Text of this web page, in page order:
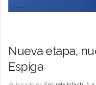
Nueva etapa,
Espiga